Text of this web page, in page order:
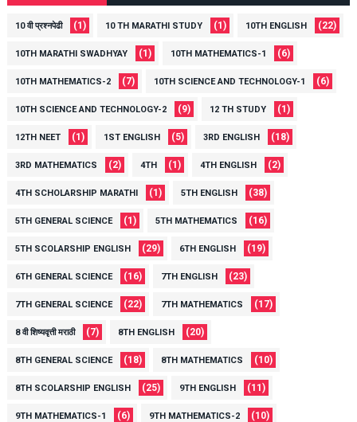
10 वी प्रश्नपेढी (1) 10 TH MARATHI STUDY (1) 10TH ENGLISH (22)
10TH MARATHI SWADHYAY (1) 10TH MATHEMATICS-1 (6)
10TH MATHEMATICS-2 (7) 10TH SCIENCE AND TECHNOLOGY-1 (6)
10TH SCIENCE AND TECHNOLOGY-2 (9) 12 TH STUDY (1)
12TH NEET (1) 1ST ENGLISH (5) 3RD ENGLISH (18)
3RD MATHEMATICS (2) 4TH (1) 4TH ENGLISH (2)
4TH SCHOLARSHIP MARATHI (1) 5TH ENGLISH (38)
5TH GENERAL SCIENCE (1) 5TH MATHEMATICS (16)
5TH SCOLARSHIP ENGLISH (29) 6TH ENGLISH (19)
6TH GENERAL SCIENCE (16) 7TH ENGLISH (23)
7TH GENERAL SCIENCE (22) 7TH MATHEMATICS (17)
8 वी शिष्यवृत्ती मराठी (7) 8TH ENGLISH (20)
8TH GENERAL SCIENCE (18) 8TH MATHEMATICS (10)
8TH SCOLARSHIP ENGLISH (25) 9TH ENGLISH (11)
9TH MATHEMATICS-1 (6) 9TH MATHEMATICS-2 (10)